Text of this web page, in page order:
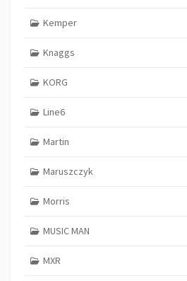
Kemper
Knaggs
KORG
Line6
Martin
Maruszczyk
Morris
MUSIC MAN
MXR